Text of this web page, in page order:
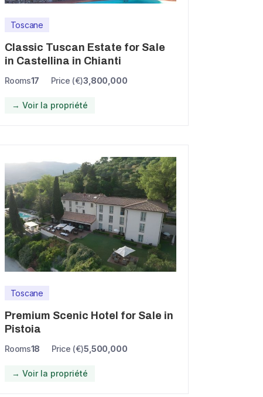
Toscane
Classic Tuscan Estate for Sale
in Castellina in Chianti
Rooms17 Price (€)3,800,000
→ Voir la propriété
Toscane
Premium Scenic Hotel for Sale in
Pistoia
Rooms18 Price (€)5,500,000
→ Voir la propriété